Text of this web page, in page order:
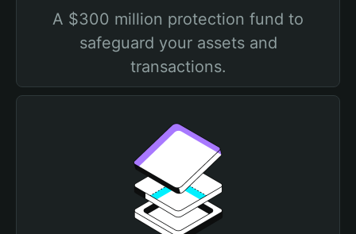
A $300 million protection fund to
safeguard your assets and
transactions.